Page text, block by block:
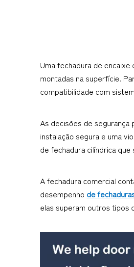
Uma fechadura de
montadas na superfície.
compatibilidade com
As decisões de
instalação segura e uma
de fechadura cilíndrica
A fechadura comercial
desempenho de
elas superam outros tipos